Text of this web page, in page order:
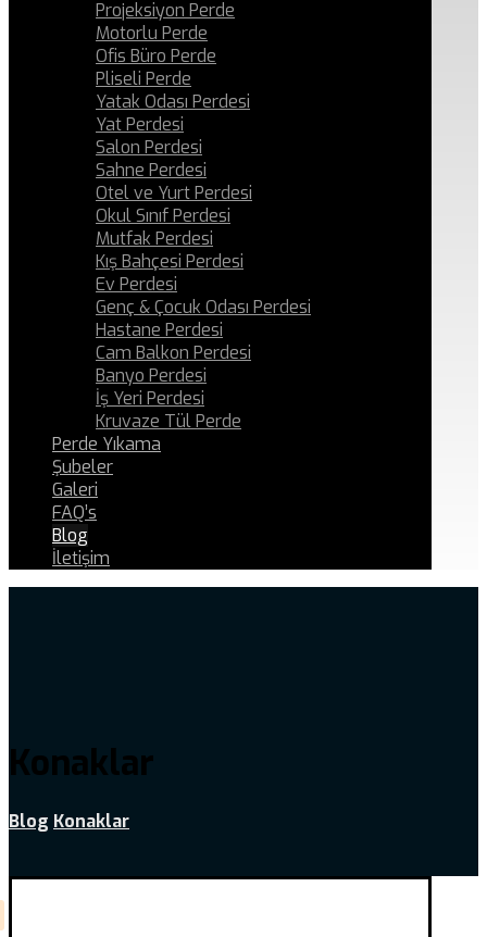
Projeksiyon Perde
Motorlu Perde
Ofis Büro Perde
Pliseli Perde
Yatak Odası Perdesi
Yat Perdesi
Salon Perdesi
Sahne Perdesi
Otel ve Yurt Perdesi
Okul Sınıf Perdesi
Mutfak Perdesi
Kış Bahçesi Perdesi
Ev Perdesi
Genç & Çocuk Odası Perdesi
Hastane Perdesi
Cam Balkon Perdesi
Banyo Perdesi
İş Yeri Perdesi
Kruvaze Tül Perde
Perde Yıkama
Şubeler
Galeri
FAQ’s
Blog
İletişim
Konaklar
Blog Konaklar